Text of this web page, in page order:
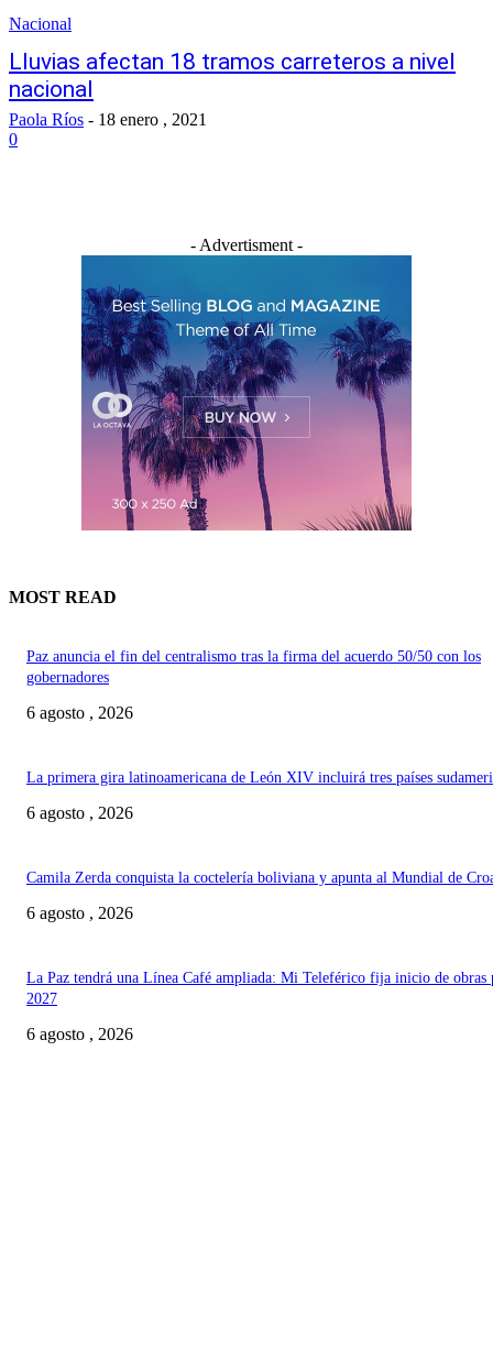
Nacional
Lluvias afectan 18 tramos carreteros a nivel
nacional
Paola Ríos - 18 enero , 2021
0
- Advertisment -
MOST READ
Paz anuncia el fin del centralismo tras la firma del acuerdo 50/50 con los
gobernadores
6 agosto , 2026
La primera gira latinoamericana de León XIV incluirá tres países
6 agosto , 2026
Camila Zerda conquista la coctelería boliviana y apunta al Mundial de
6 agosto , 2026
La Paz tendrá una Línea Café ampliada: Mi Teleférico fija inicio de obras
2027
6 agosto , 2026